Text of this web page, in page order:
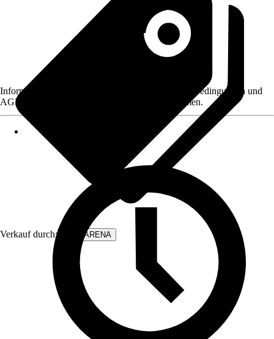
Verkauf durch: WALLARENA
Informationen des Verkäufers, wie z. B. Rückgabebedingungen und
AGB, finden Sie bei Klick auf den Verkäufernamen.